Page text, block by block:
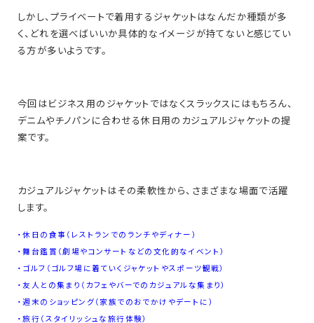
しかし、プライベートで着用するジャケットはなんだか種類が多
く、どれを選べばいいか具体的なイメージが持てないと感じてい
る方が多いようです。
今回はビジネス用のジャケットではなくスラックスにはもちろん、
デニムやチノパンに合わせる休日用のカジュアルジャケットの提
案です。
カジュアルジャケットはその柔軟性から、さまざまな場面で活躍
します。
・休日の食事（レストランでのランチやディナー）
・舞台鑑賞（劇場やコンサートなどの文化的なイベント）
・ゴルフ（ゴルフ場に着ていくジャケットやスポーツ観戦）
・友人との集まり（カフェやバーでのカジュアルな集まり）
・週末のショッピング（家族でのおでかけやデートに）
・旅行（スタイリッシュな旅行体験）